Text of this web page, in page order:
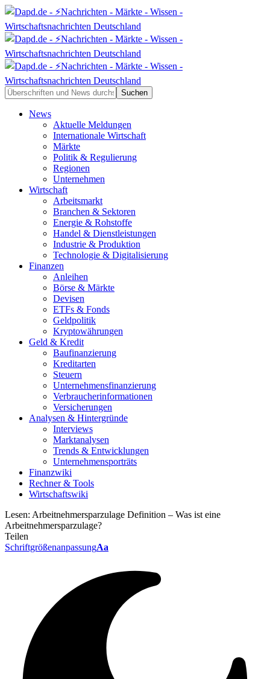
News
Aktuelle Meldungen
Internationale Wirtschaft
Märkte
Politik & Regulierung
Regionen
Unternehmen
Wirtschaft
Arbeitsmarkt
Branchen & Sektoren
Energie & Rohstoffe
Handel & Dienstleistungen
Industrie & Produktion
Technologie & Digitalisierung
Finanzen
Anleihen
Börse & Märkte
Devisen
ETFs & Fonds
Geldpolitik
Kryptowährungen
Geld & Kredit
Baufinanzierung
Kreditarten
Steuern
Unternehmensfinanzierung
Verbraucherinformationen
Versicherungen
Analysen & Hintergründe
Interviews
Marktanalysen
Trends & Entwicklungen
Unternehmensporträts
Finanzwiki
Rechner & Tools
Wirtschaftswiki
Lesen: Arbeitnehmersparzulage Definition – Was ist eine
Arbeitnehmersparzulage?
Teilen
SchriftgrößenanpassungAa